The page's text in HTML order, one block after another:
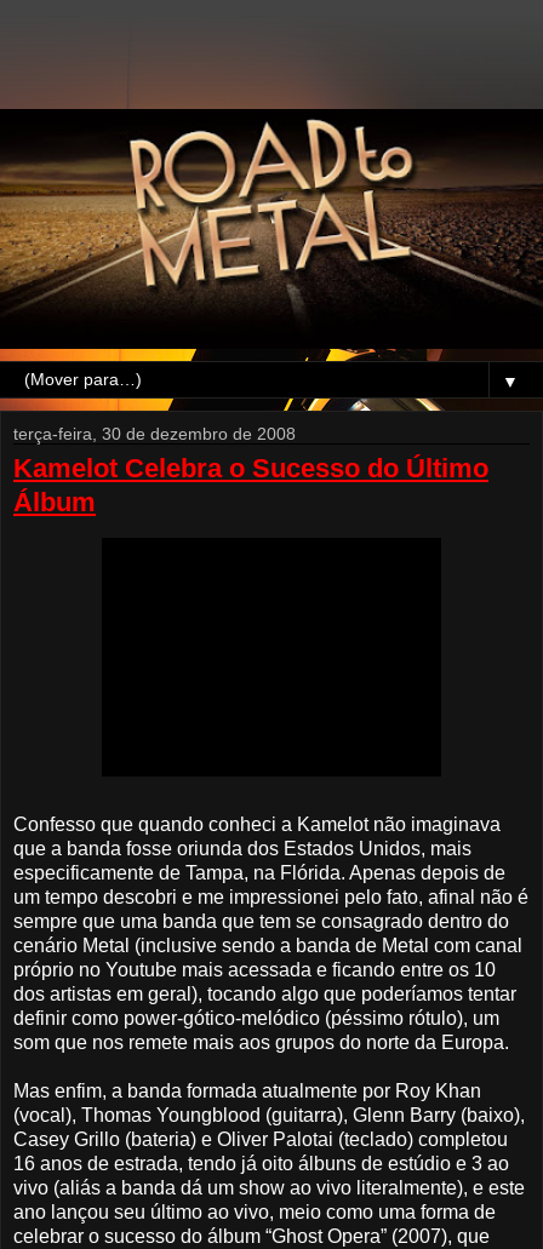
▼
terça-feira, 30 de dezembro de 2008
Kamelot Celebra o Sucesso do Último
Álbum
Confesso que quando conheci a Kamelot não imaginava
que a banda fosse oriunda dos Estados Unidos, mais
especificamente de Tampa, na Flórida. Apenas depois de
um tempo descobri e me impressionei pelo fato, afinal não é
sempre que uma banda que tem se consagrado dentro do
cenário Metal (inclusive sendo a banda de Metal com canal
próprio no Youtube mais acessada e ficando entre os 10
dos artistas em geral), tocando algo que poderíamos tentar
definir como power-gótico-melódico (péssimo rótulo), um
som que nos remete mais aos grupos do norte da Europa.
Mas enfim, a banda formada atualmente por Roy Khan
(vocal), Thomas Youngblood (guitarra), Glenn Barry (baixo),
Casey Grillo (bateria) e Oliver Palotai (teclado) completou
16 anos de estrada, tendo já oito álbuns de estúdio e 3 ao
vivo (aliás a banda dá um show ao vivo literalmente), e este
ano lançou seu último ao vivo, meio como uma forma de
celebrar o sucesso do álbum “Ghost Opera” (2007), que